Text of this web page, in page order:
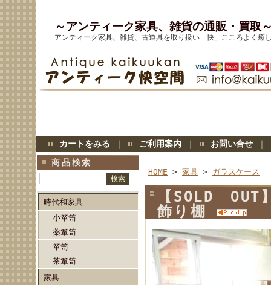
～アンティーク家具、雑貨の通販・買取
アンティーク家具、雑貨、古道具を取り扱い「快」こころよく癒
カートをみる ｜ ご利用案内 ｜ お問い合せ ｜
商品検索
時代和家具
小箪笥
薬箪笥
箪笥
茶箪笥
家具
HOME > 家具 > ガラスケース
【SOLD
飾り棚